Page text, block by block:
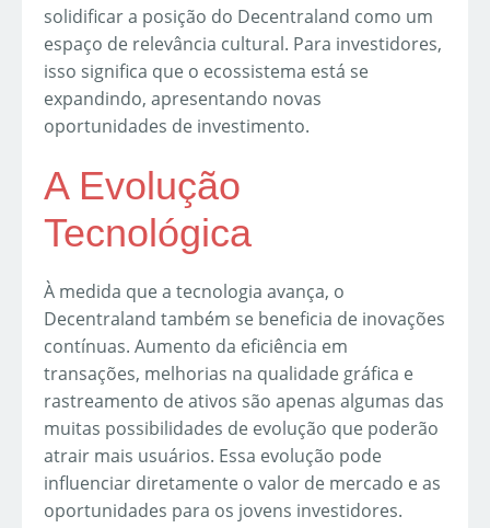
solidificar a posição do Decentraland como um
espaço de relevância cultural. Para investidores,
isso significa que o ecossistema está se
expandindo, apresentando novas
oportunidades de investimento.
A Evolução
Tecnológica
À medida que a tecnologia avança, o
Decentraland também se beneficia de inovações
contínuas. Aumento da eficiência em
transações, melhorias na qualidade gráfica e
rastreamento de ativos são apenas algumas das
muitas possibilidades de evolução que poderão
atrair mais usuários. Essa evolução pode
influenciar diretamente o valor de mercado e as
oportunidades para os jovens investidores.